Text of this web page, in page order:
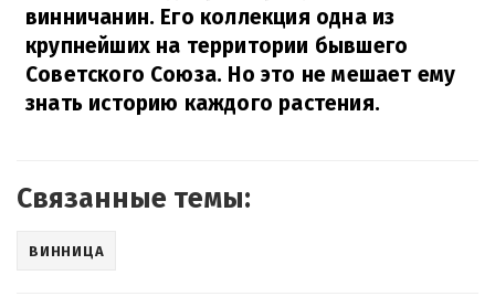
винничанин. Его коллекция одна из
крупнейших на территории бывшего
Советского Союза. Но это не мешает ему
знать историю каждого растения.
Связанные темы:
ВИННИЦА